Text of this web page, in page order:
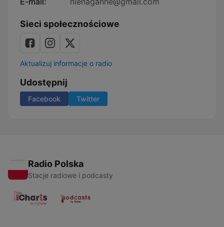
Sieci społecznościowe
Aktualizuj informacje o radio
Udostępnij
Facebook Twitter
Radio Polska
Stacje radiowe i podcasty